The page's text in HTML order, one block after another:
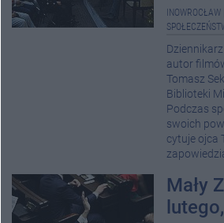
INOWROCŁAW
autor
Tomasz
Biblioteki
Podczas
swoich
cytuje ojca
Mały